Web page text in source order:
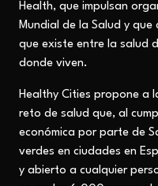
Health, que impulsan
Mundial de la Salud y
que existe entre la salud
donde viven.
Healthy Cities propone a
reto de salud que, al
económica por parte de
verdes en ciudades en
y abierto a cualquier